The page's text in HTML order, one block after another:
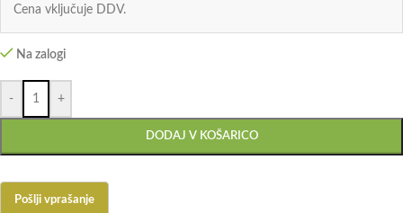
Cena vključuje DDV.
Na zalogi
- +
DODAJ V KOŠARICO